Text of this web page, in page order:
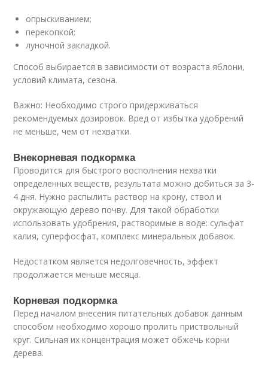
опрыскиванием;
перекопкой;
луночной закладкой.
Способ выбирается в зависимости от возраста яблони,
условий климата, сезона.
Важно: Необходимо строго придерживаться
рекомендуемых дозировок. Вред от избытка удобрений
не меньше, чем от нехватки.
Внекорневая подкормка
Проводится для быстрого восполнения нехватки
определенных веществ, результата можно добиться за 3-
4 дня. Нужно распылить раствор на крону, ствол и
окружающую дерево почву. Для такой обработки
использовать удобрения, растворимые в воде: сульфат
калия, суперфосфат, комплекс минеральных добавок.
Недостатком является недолговечность, эффект
продолжается меньше месяца.
Корневая подкормка
Перед началом внесения питательных добавок данным
способом необходимо хорошо пролить приствольный
круг. Сильная их концентрация может обжечь корни
дерева.